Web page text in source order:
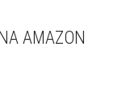
AMAZON